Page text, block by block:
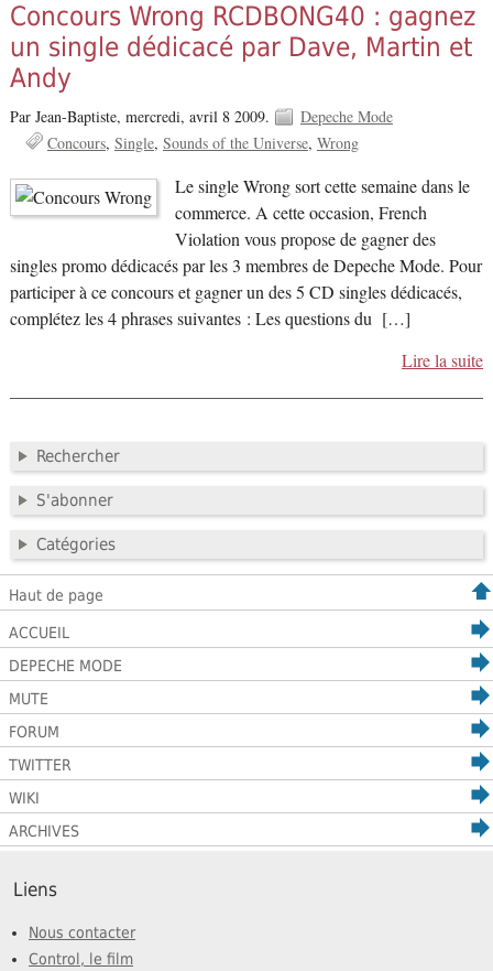
Concours Wrong RCDBONG40 : gagnez
un single dédicacé par Dave, Martin et
Andy
Par Jean-Baptiste, mercredi, avril 8 2009.
Depeche Mode
Concours Single Sounds of the Universe Wrong
Le single Wrong sort cette semaine dans le
commerce. A cette occasion, French
Violation vous propose de gagner des
singles promo dédicacés par les 3 membres de Depeche Mode. Pour
participer à ce concours et gagner un des 5 CD singles dédicacés,
complétez les 4 phrases suivantes : Les questions du […]
Lire la suite
Rechercher
S'abonner
Catégories
Haut de page
ACCUEIL
DEPECHE MODE
MUTE
FORUM
TWITTER
WIKI
ARCHIVES
Liens
Nous contacter
Control, le film